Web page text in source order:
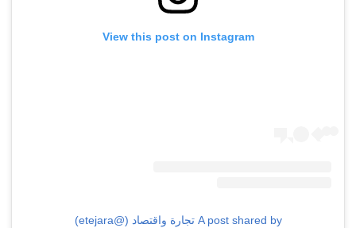
View this post on Instagram
A post shared by تجارة واقتصاد (@etejara)